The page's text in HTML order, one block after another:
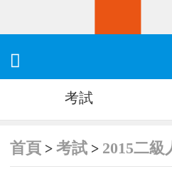

考試
首頁 >考試 > 2015二級